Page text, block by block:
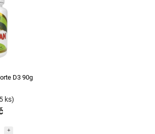
D3 90g
ks)